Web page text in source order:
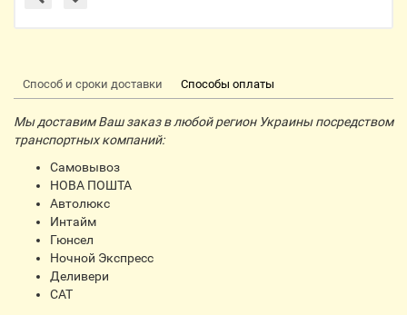
Способ и сроки доставки Способы оплаты
Мы доставим Ваш заказ в любой регион Украины посредством
транспортных компаний:
Самовывоз
НОВА ПОШТА
Автолюкс
Интайм
Гюнсел
Ночной Экспресс
Деливери
CАТ